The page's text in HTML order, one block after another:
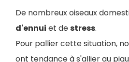
De nombreux oiseaux
d'ennui et destress.
Pour pallier cette situation,
ont tendance à s'allier au